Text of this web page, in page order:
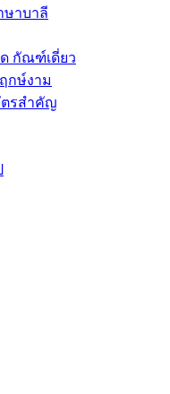
ษาบาลี
กัณฑ์เดี่ยว
กษ์งาม
รสำคัญ